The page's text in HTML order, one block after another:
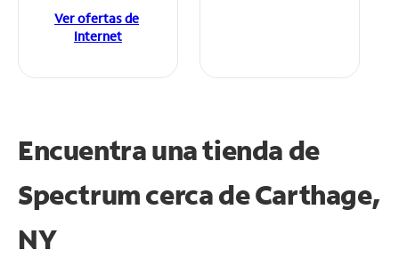
Ver ofertas de
Internet
Encuentra una tienda de
Spectrumcerca de Carthage,
NY